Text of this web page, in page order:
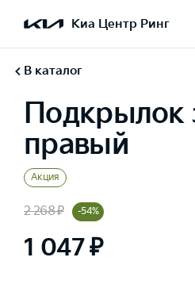
Киа Центр Ринг
В каталог
Подкрылок
правый
Акция
2 268 ₽ -54%
1 047 ₽